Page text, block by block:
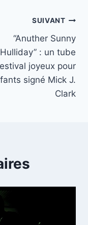
SUIVANT
“Anuther Sunny
Hulliday” : un tube
estival joyeux pour
signé Mick J.
Clark